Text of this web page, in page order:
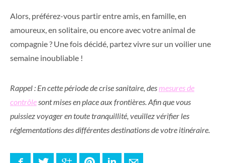
Alors, préférez-vous partir entre amis, en famille, en
amoureux, en solitaire, ou encore avec votre animal de
compagnie ? Une fois décidé, partez vivre sur un voilier une
semaine inoubliable !
Rappel : En cette période de crise sanitaire, des mesures de
contrôlesont mises en place aux frontières. Afin que vous
puissiez voyager en toute tranquillité, veuillez vérifier les
réglementations des différentes destinations de votre itinéraire.